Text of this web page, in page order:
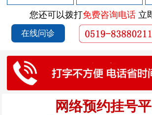
您还可以拨打免费咨询电话立
在线问诊
网络预约挂号